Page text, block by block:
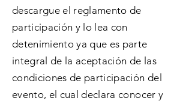
descargue el reglamento de
participación y lo lea con
detenimiento ya que es parte
integral de la aceptación de las
condiciones de participación del
evento, el cual declara conocer y